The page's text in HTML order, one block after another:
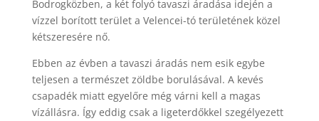
Bodrogközben, a két folyó tavaszi áradása idején a
vízzel borított terület a Velencei-tó területének közel
kétszeresére nő.
Ebben az évben a tavaszi áradás nem esik egybe
teljesen a természet zöldbe borulásával. A kevés
csapadék miatt egyelőre még várni kell a magas
vízállásra. Így eddig csak a ligeterdőkkel szegélyezett